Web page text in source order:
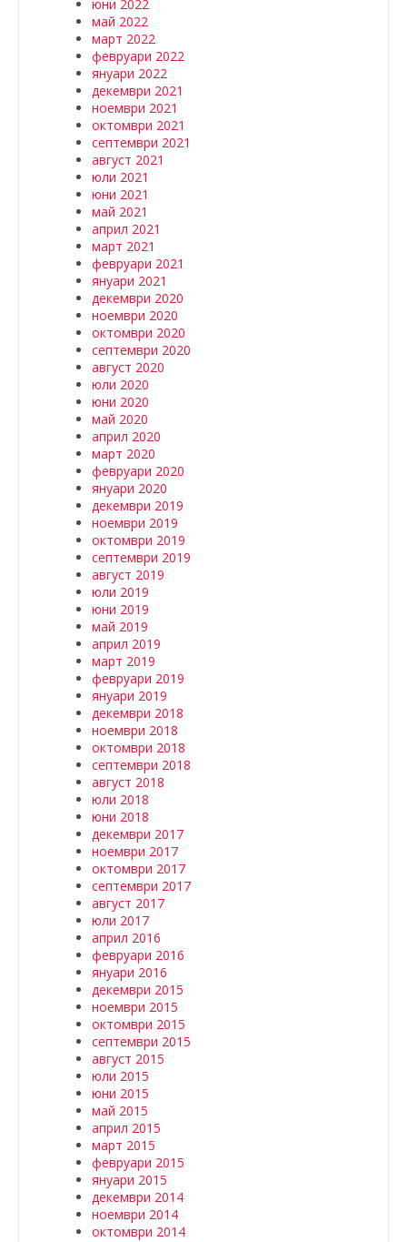
юни 2022
май 2022
март 2022
февруари 2022
януари 2022
декември 2021
ноември 2021
октомври 2021
септември 2021
август 2021
юли 2021
юни 2021
май 2021
април 2021
март 2021
февруари 2021
януари 2021
декември 2020
ноември 2020
октомври 2020
септември 2020
август 2020
юли 2020
юни 2020
май 2020
април 2020
март 2020
февруари 2020
януари 2020
декември 2019
ноември 2019
октомври 2019
септември 2019
август 2019
юли 2019
юни 2019
май 2019
април 2019
март 2019
февруари 2019
януари 2019
декември 2018
ноември 2018
октомври 2018
септември 2018
август 2018
юли 2018
юни 2018
декември 2017
ноември 2017
октомври 2017
септември 2017
август 2017
юли 2017
април 2016
февруари 2016
януари 2016
декември 2015
ноември 2015
октомври 2015
септември 2015
август 2015
юли 2015
юни 2015
май 2015
април 2015
март 2015
февруари 2015
януари 2015
декември 2014
ноември 2014
октомври 2014